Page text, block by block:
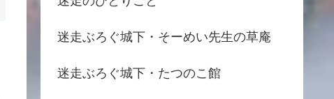
迷走ぶろぐ城下・そーめい先生の草庵
迷走ぶろぐ城下・たつのこ館